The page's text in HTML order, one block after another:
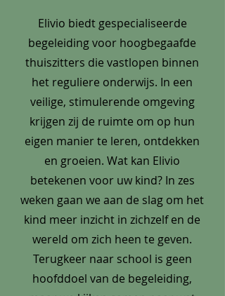
Elivio biedt gespecialiseerde
begeleiding voor hoogbegaafde
thuiszitters die vastlopen binnen
het reguliere onderwijs. In een
veilige, stimulerende omgeving
krijgen zij de ruimte om op hun
eigen manier te leren, ontdekken
en groeien. Wat kan Elivio
betekenen voor uw kind? In zes
weken gaan we aan de slag om het
kind meer inzicht in zichzelf en de
wereld om zich heen te geven.
Terugkeer naar school is geen
hoofddoel van de begeleiding,